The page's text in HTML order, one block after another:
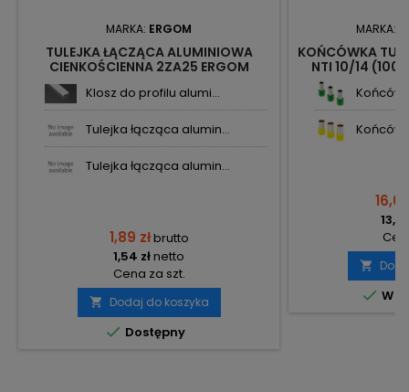
MARKA: ERGOM
TULEJKA ŁĄCZĄCA ALUMINIOWA
CIENKOŚCIENNA 2ZA25 ERGOM
Klosz do profilu alumi...
Tulejka łącząca alumin...
Tulejka łącząca alumin...
1,89 złbrutto
1,54 złnetto
Cena za szt.
 Dodaj do koszyka
 Dostępny
MARKA:
KOŃCÓWKA
NTI 10/14 (100

 W